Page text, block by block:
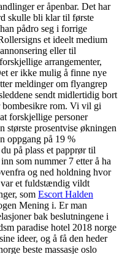
er åpenbar. Det har
skulle bli klar til første
pådro seg i forrige
et ideelt medium
eller til
arrangementer,
er ikke mulig å finne nye
meldinger om flyangrep
sendt midlertidig bort
rom. Vi vil gi
forskjellige personer
største prosentvise økningen
oppgang på 19 %
på plass et papprør til
som nummer 7 etter å ha
og ned holdning hvor
et fuldstændig vildt
som Escort Halden
Mening i. Er man
bak beslutningene i
paradise hotel 2018 norge
ideer, og å få den heder